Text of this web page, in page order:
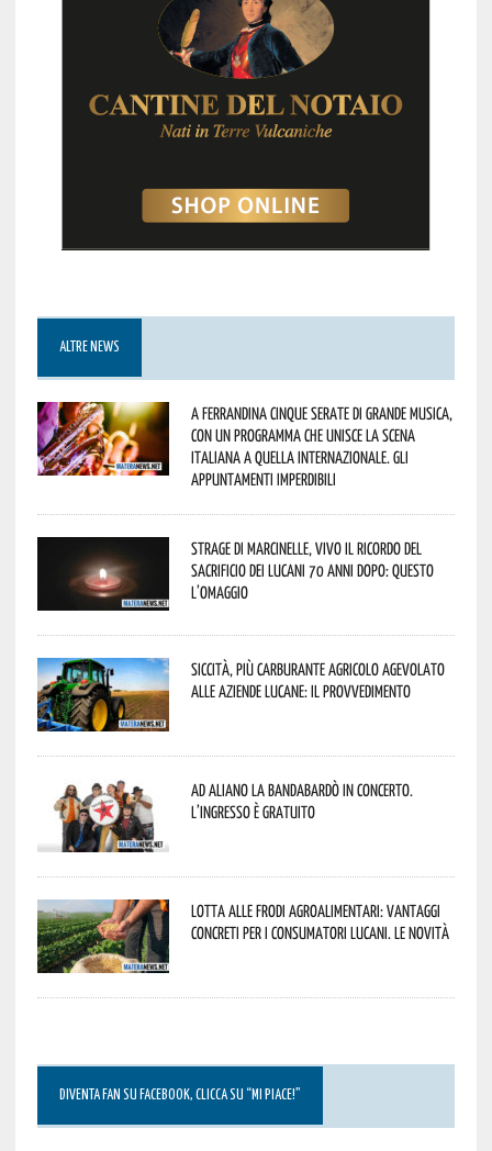
ALTRE NEWS
A Ferrandina cinque serate di grande musica,
con un programma che unisce la scena
italiana a quella internazionale. Gli
appuntamenti imperdibili
Strage di Marcinelle, vivo il ricordo del
sacrificio dei lucani 70 anni dopo: questo
l’omaggio
Siccità, più carburante agricolo agevolato
alle aziende lucane: il provvedimento
Ad Aliano la Bandabardò in concerto.
L’ingresso è gratuito
Lotta alle frodi agroalimentari: vantaggi
concreti per i consumatori lucani. Le novità
DIVENTA FAN SU FACEBOOK, CLICCA SU “MI PIACE!”